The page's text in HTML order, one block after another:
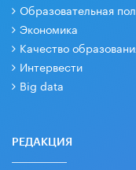
Образовательная
Экономика
Качество
Интервести
Big data
РЕДАКЦИЯ